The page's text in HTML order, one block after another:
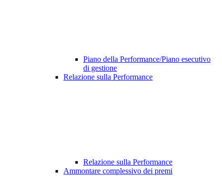
Piano della Performance/Piano esecutivo
di gestione
Relazione sulla Performance
Relazione sulla Performance
Ammontare complessivo dei premi